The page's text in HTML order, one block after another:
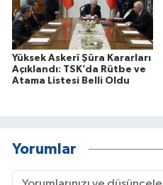
Yüksek Askerî Şûra Kararları
Açıklandı: TSK’da Rütbe ve
Atama Listesi Belli Oldu
Yorumlar